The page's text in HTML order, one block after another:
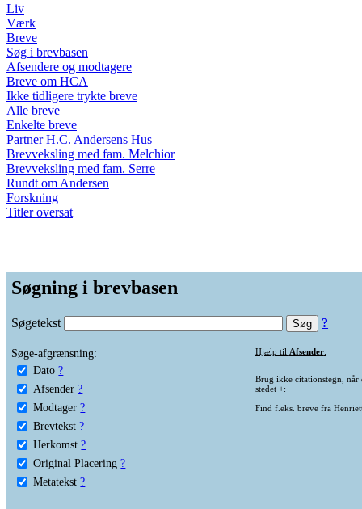
Liv
Værk
Breve
Søg i brevbasen
Afsendere og modtagere
Breve om HCA
Ikke tidligere trykte breve
Alle breve
Enkelte breve
Partner H.C. Andersens Hus
Brevveksling med fam. Melchior
Brevveksling med fam. Serre
Rundt om Andersen
Forskning
Titler oversat
Søgning i brevbasen
Søgetekst ?
Søge-afgrænsning:
Dato ?
Afsender ?
Modtager ?
Brevtekst ?
Herkomst ?
Original Placering ?
Metatekst ?
Hjælp til Afsender:
Brug ikke citationstegn, når
stedet +:
Find f.eks. breve fra